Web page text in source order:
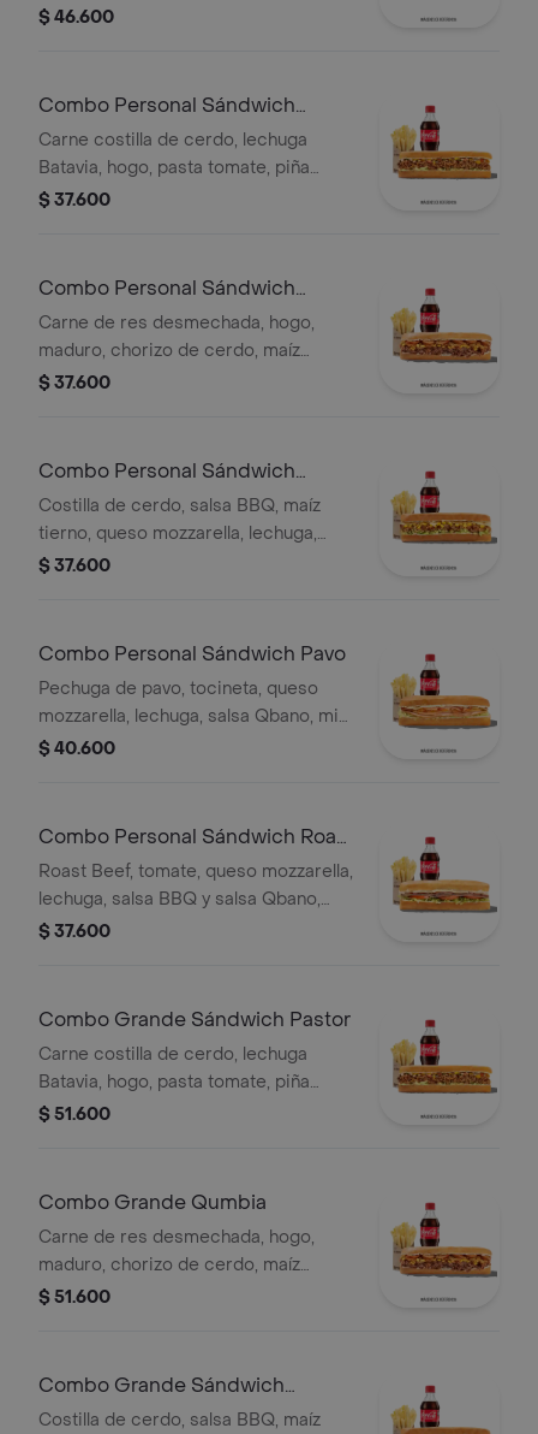
salsa Qbano
$ 46.600
Combo Personal Sándwich
Pastor
Carne costilla de cerdo, lechuga
Batavia, hogo, pasta tomate, piña
calada asada, cebolla blanca, cilantro,
$ 37.600
Combo Personal Sándwich
Qumbia
Carne de res desmechada, hogo,
maduro, chorizo de cerdo, maíz
tierno, salsa Qbano, papas y bebida.
$ 37.600
Combo Personal Sándwich
Costilla
Costilla de cerdo, salsa BBQ, maíz
tierno, queso mozzarella, lechuga,
salsa Qbano, acompañamiento y
$ 37.600
Combo Personal Sándwich Pavo
Pechuga de pavo, tocineta, queso
mozzarella, lechuga, salsa Qbano, miel
mostaza, papas a la francesa y
$ 40.600
Combo Personal Sándwich Roast
Beef
Roast Beef, tomate, queso mozzarella,
lechuga, salsa BBQ y salsa Qbano,
papas a la francesa y bebida.
$ 37.600
Combo Grande Sándwich Pastor
Carne costilla de cerdo, lechuga
Batavia, hogo, pasta tomate, piña
calada asada, cebolla blanca y
$ 51.600
Combo Grande Qumbia
Carne de res desmechada, hogo,
maduro, chorizo de cerdo, maíz
tierno, salsa Qbano, papas y bebida.
$ 51.600
Combo Grande Sándwich
Costilla
Costilla de cerdo, salsa BBQ, maíz